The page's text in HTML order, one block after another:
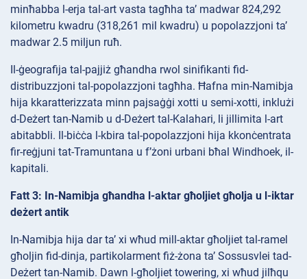
minħabba l-erja tal-art vasta tagħha ta’ madwar 824,292
kilometru kwadru (318,261 mil kwadru) u popolazzjoni ta’
madwar 2.5 miljun ruħ.
Il-ġeografija tal-pajjiż għandha rwol sinifikanti fid-
distribuzzjoni tal-popolazzjoni tagħha. Ħafna min-Namibja
hija kkaratterizzata minn pajsaġġi xotti u semi-xotti, inklużi
d-Deżert tan-Namib u d-Deżert tal-Kalahari, li jillimita l-art
abitabbli. Il-biċċa l-kbira tal-popolazzjoni hija kkonċentrata
fir-reġjuni tat-Tramuntana u f’żoni urbani bħal Windhoek, il-
kapitali.
Fatt 3: In-Namibja għandha l-aktar għoljiet għolja u l-iktar
deżert antik
In-Namibja hija dar ta’ xi wħud mill-aktar għoljiet tal-ramel
għoljin fid-dinja, partikolarment fiż-żona ta’ Sossusvlei tad-
Deżert tan-Namib. Dawn l-għoljiet towering, xi wħud jilħqu